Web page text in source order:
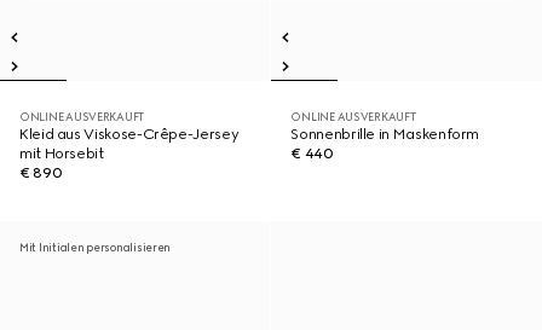
ONLINE AUSVERKAUFT
Kleid aus Viskose-Crêpe-Jersey
mit Horsebit
€ 890
ONLINE AUSVERKAUFT
Sonnenbrille in Maskenform
€ 440
Mit Initialen personalisieren